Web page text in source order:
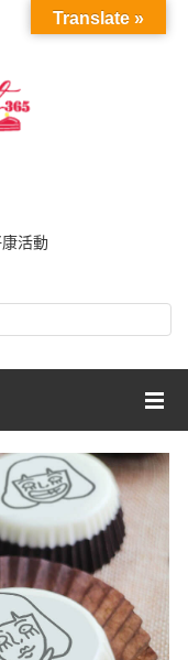
活動
註冊
Translate »